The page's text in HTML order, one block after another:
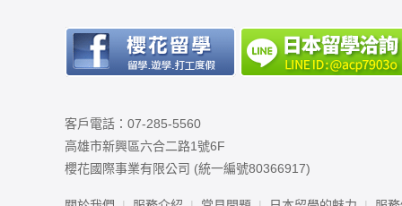
客戶電話：07-285-5560
高雄市新興區六合二路1號6F
櫻花國際事業有限公司 (統一編號80366917)